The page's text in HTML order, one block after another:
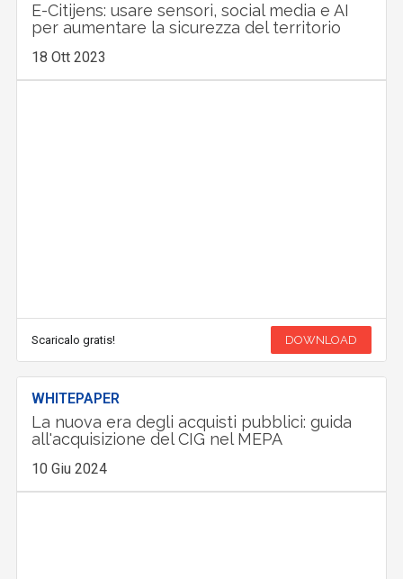
E-Citijens: usare sensori, social media e AI
per aumentare la sicurezza del territorio
18 Ott 2023
Scaricalo gratis! DOWNLOAD
WHITEPAPER
La nuova era degli acquisti pubblici: guida
all'acquisizione del CIG nel MEPA
10 Giu 2024